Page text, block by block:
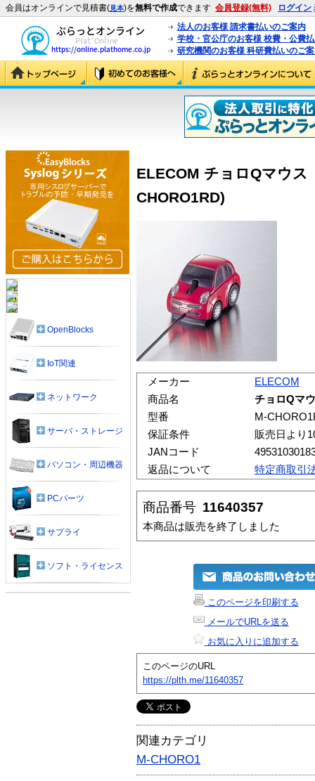
会員はオンラインで見積書(見本)を無料で作成できます 会員登録(無料) ログイン
法人のお客様 請求書払いのご案内
学校・官公庁のお客様 校費・公費
研究機関のお客様 科研費払いのご
ELECOM チョロQマウ
CHORO1RD)
メーカー
ELECOM
商品名
チョロQマ
型番
M-
保証条件
販売日より
JANコード
返品について
特定商取引
商品番号 11640357
本商品は販売を終了しました
このページを印刷する
メールでURLを送る
お気に入りに追加する
このページのURL
https://plth.me/11640357
関連カテゴリ
M-CHORO1
OpenBlocks
IoT関連
ネットワーク
サーバ・ストレージ
パソコン・周辺機器
PCパーツ
サプライ
ソフト・ライセンス